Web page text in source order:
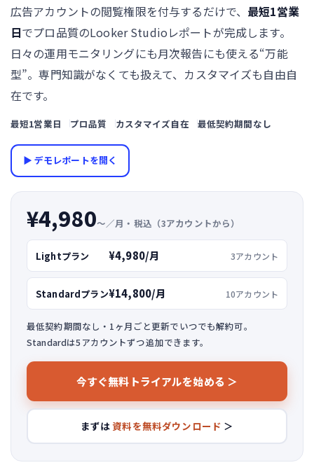
広告アカウントの閲覧権限を付与するだけで、 最短1営業
日でプロ品質のLooker Studioレポートが完成します。
日々の運用モニタリングにも月次報告にも使える“万能
型”。専門知識がなくても扱えて、カスタマイズも自由自
在です。
最短1営業日 プロ品質 カスタマイズ自在 最低契約期間なし
▶ デモレポートを開く
¥4,980〜／月・税込（3アカウントから）
Lightプラン ¥4,980/月 3アカウント
Standardプラン¥14,800/月 10アカウント
最低契約期間なし・1ヶ月ごと更新でいつでも解約可。
Standardは5アカウントずつ追加できます。
今すぐ無料トライアルを始める ＞
まずは資料を無料ダウンロード ＞